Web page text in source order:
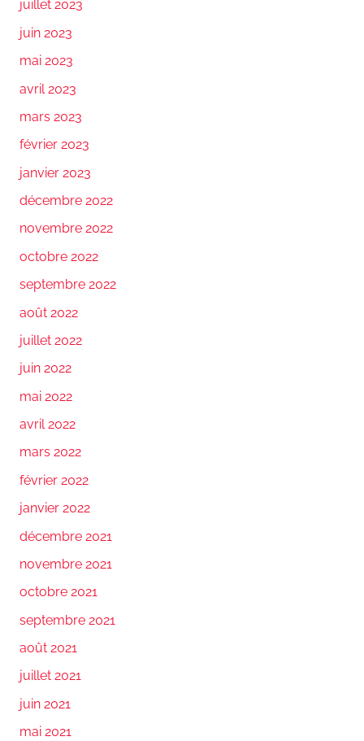
juillet 2023
juin 2023
mai 2023
avril 2023
mars 2023
février 2023
janvier 2023
décembre 2022
novembre 2022
octobre 2022
septembre 2022
août 2022
juillet 2022
juin 2022
mai 2022
avril 2022
mars 2022
février 2022
janvier 2022
décembre 2021
novembre 2021
octobre 2021
septembre 2021
août 2021
juillet 2021
juin 2021
mai 2021